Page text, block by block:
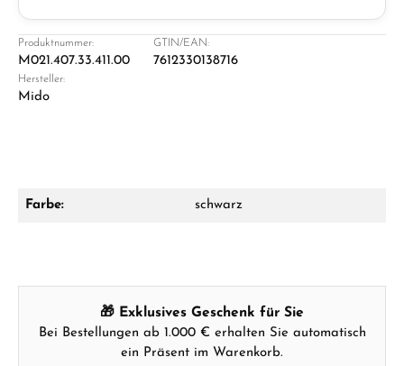
Ladengeschäft in Solingen
Mo–Fr: 10:00 – 17:00 - Sam: 10:00 - 14:00
Jetzt anrufen
Produktnummer:
M021.407.33.411.00
GTIN/EAN:
7612330138716
Hersteller:
Mido
Farbe: schwarz
🎁 Exklusives Geschenk für Sie
Bei Bestellungen ab 1.000 € erhalten Sie automatisch
ein Präsent im Warenkorb.